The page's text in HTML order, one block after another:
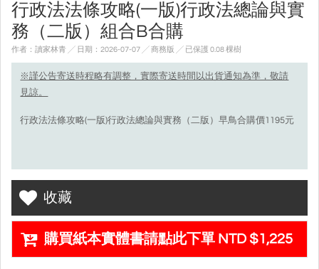
行政法法條攻略(一版)行政法總論與實
務（二版）組合B合購
作者：讀家林青 ╱ 日期：2026-07-07 ╱ 商務版 ╱ 已保護 0.08 棵樹
※謹公告寄送時程略有調整，實際寄送時間以出貨通知為準，敬請
見諒。
行政法法條攻略(一版)行政法總論與實務（二版）早鳥合購價1195元
收藏
購買紙本實體書請點此下單 NTD $1,225